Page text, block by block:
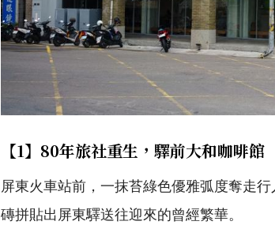
【1】80年旅社重生，驛前大和咖啡館
屏東火車站前，一抹苔綠色優雅弧度奪走
磚拼貼出屏東驛送往迎來的曾經繁華。